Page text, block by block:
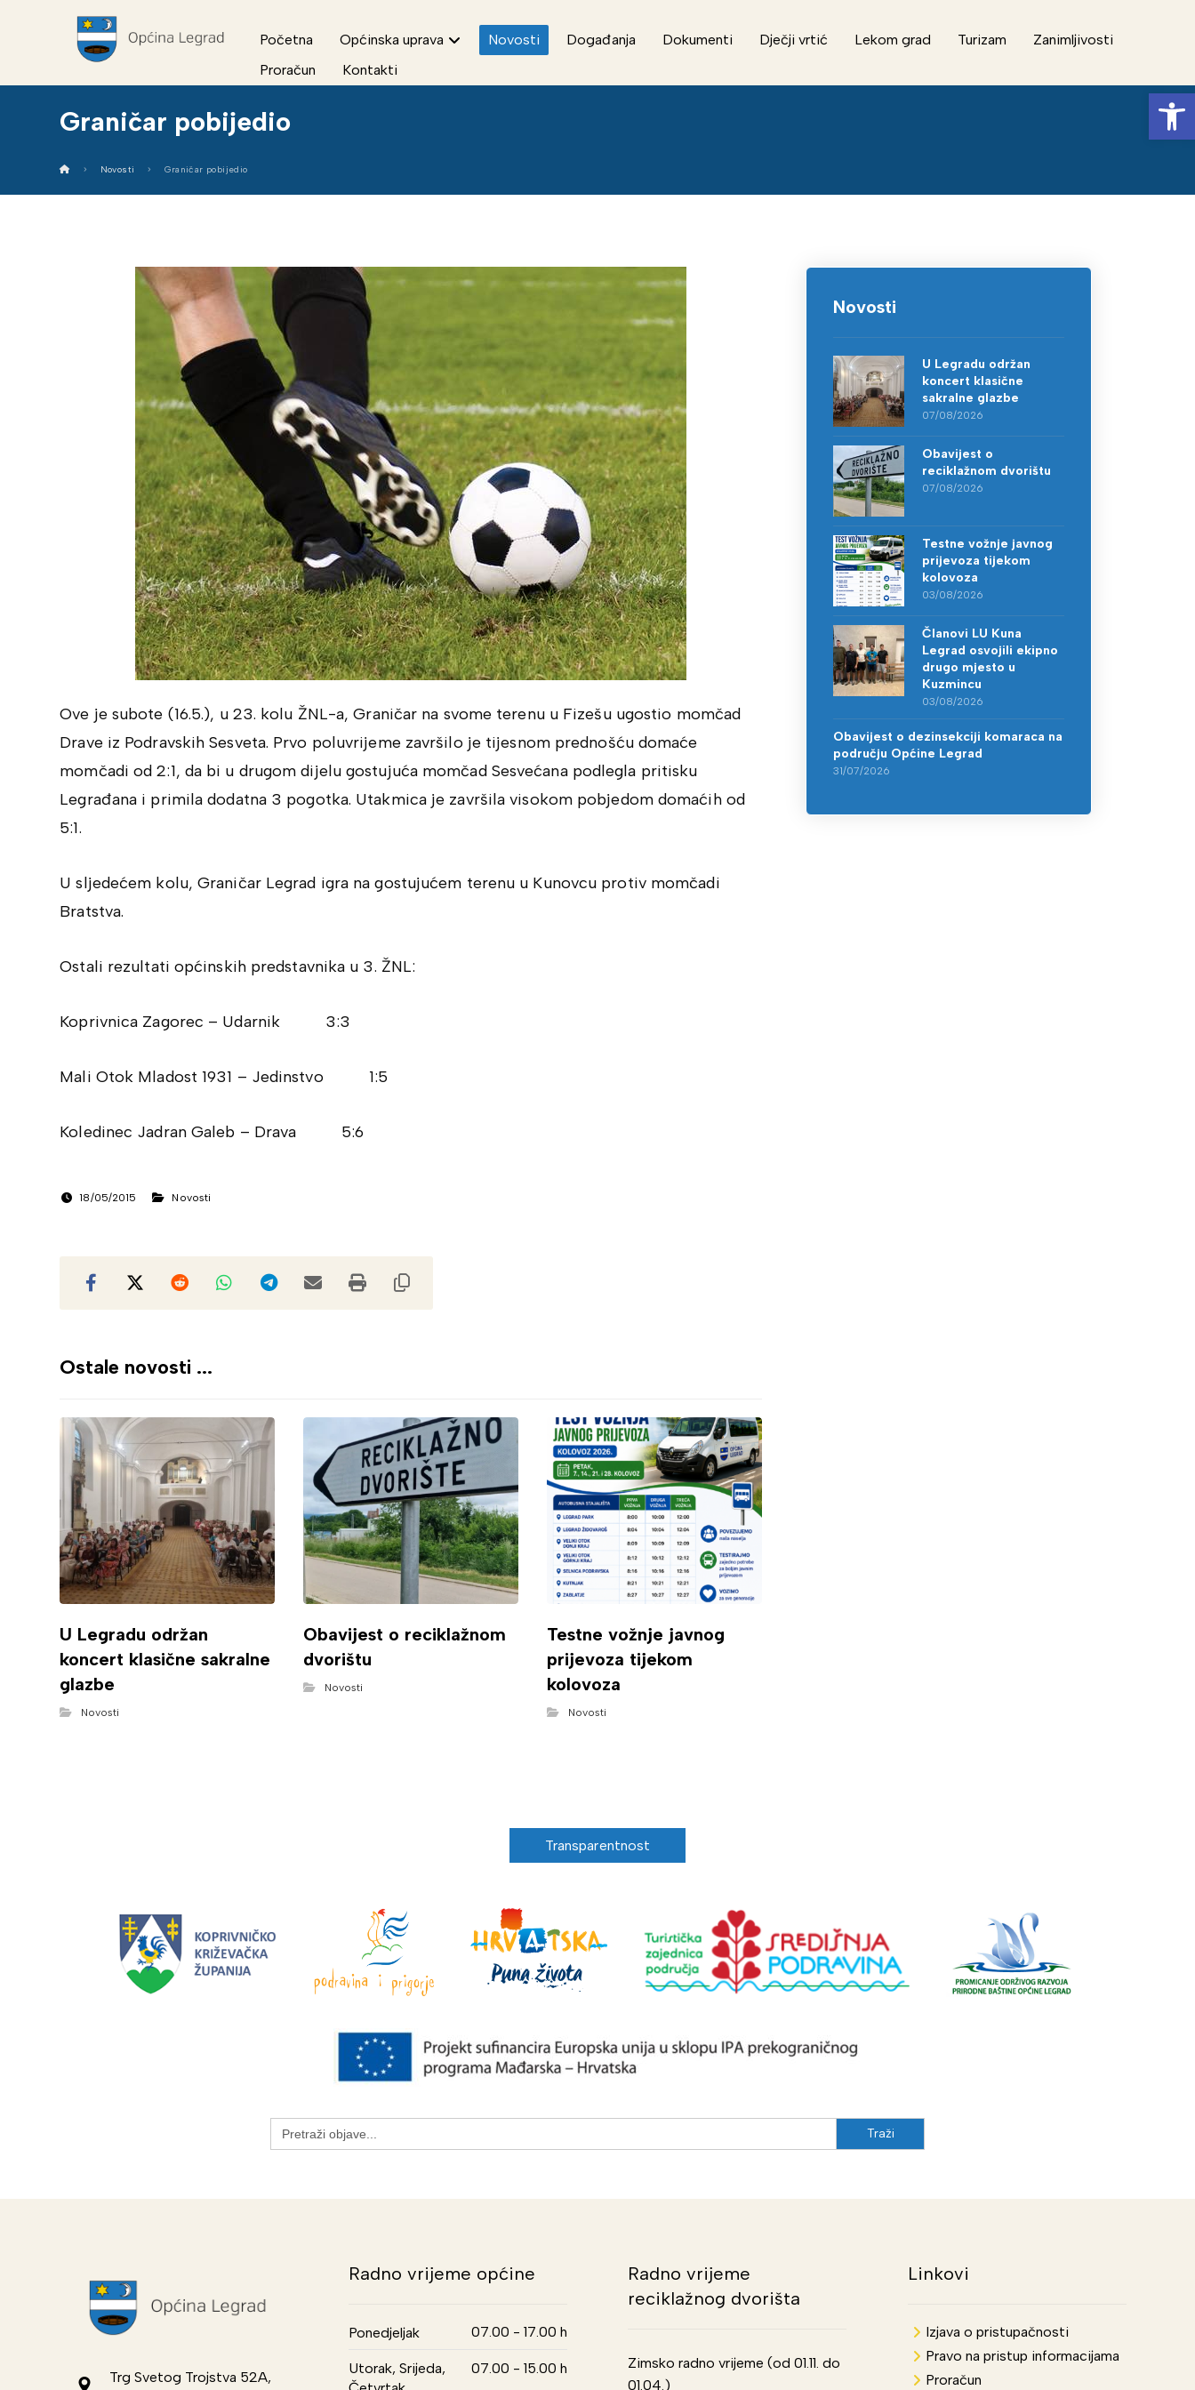
Početna Općinska uprava Novosti Događanja Dokumenti Dječji vrtić Lekom grad Turizam
Zanimljivosti
Proračun
Kontakti
Graničar pobijedio
Novosti Graničar pobijedio
Ove je subote (16.5.), u 23. kolu ŽNL-a, Graničar na svome terenu u Fizešu ugostio momčad
Drave iz Podravskih Sesveta. Prvo poluvrijeme završilo je tijesnom prednošću domaće
momčadi od 2:1, da bi u drugom dijelu gostujuća momčad Sesvećana podlegla pritisku
Legrađana i primila dodatna 3 pogotka. Utakmica je završila visokom pobjedom domaćih od
5:1.
U sljedećem kolu, Graničar Legrad igra na gostujućem terenu u Kunovcu protiv momčadi
Bratstva.
Ostali rezultati općinskih predstavnika u 3. ŽNL:
Koprivnica Zagorec – Udarnik 3:3
Mali Otok Mladost 1931 – Jedinstvo 1:5
Koledinec Jadran Galeb – Drava 5:6
18/05/2015 Novosti
Ostale novosti ...
U Legradu održan
koncert klasične sakralne
glazbe
Novosti
Obavijest o reciklažnom
dvorištu
Novosti
Testne vožnje javnog
prijevoza tijekom
kolovoza
Novosti
Novosti
U Legradu održan
koncert klasične
sakralne glazbe
07/08/2026
Obavijest o
reciklažnom dvorištu
07/08/2026
Testne vožnje javnog
prijevoza tijekom
kolovoza
03/08/2026
Članovi LU Kuna
Legrad osvojili ekipno
drugo mjesto u
Kuzmincu
03/08/2026
Obavijest o dezinsekciji komaraca na
području Općine Legrad
31/07/2026
Transparentnost
Search
for:
Trg Svetog Trojstva 52A,
Radno vrijeme općine
Ponedjeljak 07.00 - 17.00 h
Utorak, Srijeda,
07.00 - 15.00 h
Radno vrijeme
reciklažnog dvorišta
Zimsko radno vrijeme (od 01.11. do
01.04.)
Linkovi
Izjava o pristupačnosti
Pravo na pristup informacijama
Proračun